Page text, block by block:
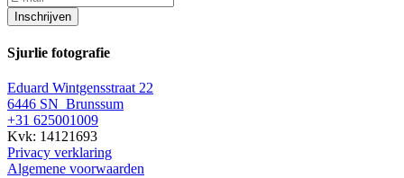
Inschrijven
Sjurlie fotografie
Eduard Wintgensstraat 22
6446 SN Brunssum
+31 625001009
Kvk: 14121693
Privacy verklaring
Algemene voorwaarden